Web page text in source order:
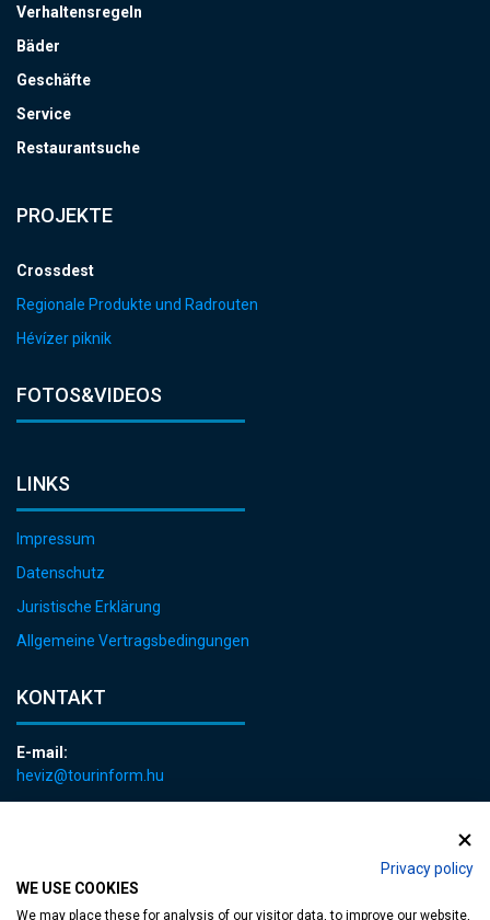
Privacy policy
WE USE COOKIES
We may place these for analysis of our visitor data, to improve our website,
Verhaltensregeln
Bäder
Geschäfte
Service
Restaurantsuche
PROJEKTE
Crossdest
Regionale Produkte und Radrouten
Hévízer piknik
FOTOS&VIDEOS
LINKS
Impressum
Datenschutz
Juristische Erklärung
Allgemeine Vertragsbedingungen
KONTAKT
E-mail:
heviz@tourinform.hu